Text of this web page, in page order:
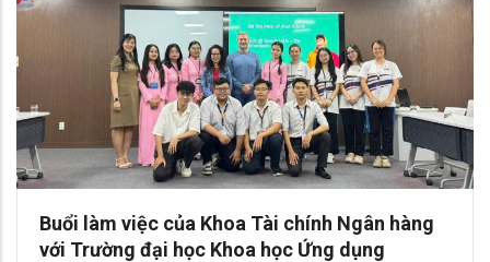
Buổi làm việc của Khoa Tài chính Ngân hàng
với Trường đại học Khoa học Ứng dụng